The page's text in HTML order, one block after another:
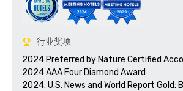
行业奖项
2024 Preferred by Nature Certified
2024 AAA Four Diamond Award
2024: U.S. News and World Report Gold: